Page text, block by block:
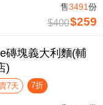
售3491份
$400$259
磚塊義大利麵(輔
)
7天 7折